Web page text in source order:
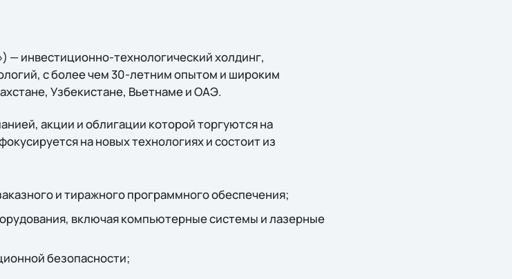
инвестиционно-технологический холдинг,
c более чем 30-летним опытом и широким
Узбекистане, Вьетнаме и ОАЭ.
акции и облигации которой торгуются на
на новых технологиях и состоит из
и тиражного программного обеспечения;
включая компьютерные системы и лазерные
безопасности;